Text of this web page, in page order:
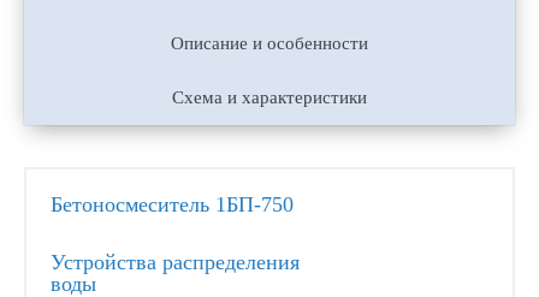
Описание и особенности
Схема и характеристики
Бетоносмеситель 1БП-750
Устройства распределения
воды